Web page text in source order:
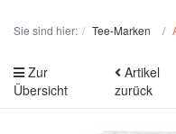
Sie sind hier: Tee-Marken
Zur
Übersicht
Artikel
zurück